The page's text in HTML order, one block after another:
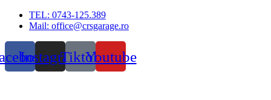
Skip
TEL: 0743-125.389
Mail: office@crsgarage.ro
InstagramTiktokYoutube